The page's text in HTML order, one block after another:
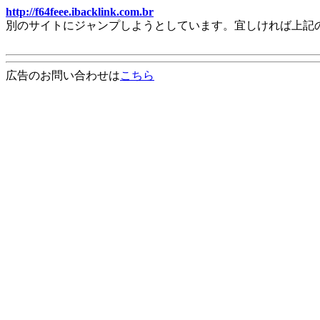
http://f64feee.ibacklink.com.br
別のサイトにジャンプしようとしています。宜しければ上
広告のお問い合わせはこちら